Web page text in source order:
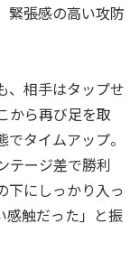
緊張感の高い攻防
、相手はタップせ
から再び足を取
タイムアップ。
テージ差で勝利
下にしっかり入っ
感触だった」と振